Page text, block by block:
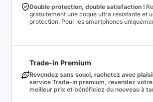
Double protection, double satisfaction !
gratuitement une coque ultra résistante et
protection. Pour les smartphones
Trade-in Premium
Revendez sans souci, rachetez avec
service Trade-in premium, revendez
meilleur prix et bénéficiez du nouveau à